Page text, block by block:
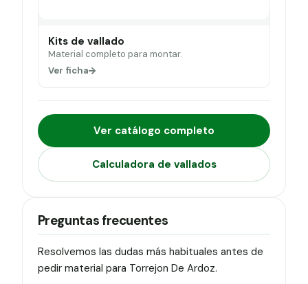
Kits de vallado
Material completo para montar.
Ver ficha
Ver catálogo completo
Calculadora de vallados
Preguntas frecuentes
Resolvemos las dudas más habituales antes de
pedir material para Torrejon De Ardoz.